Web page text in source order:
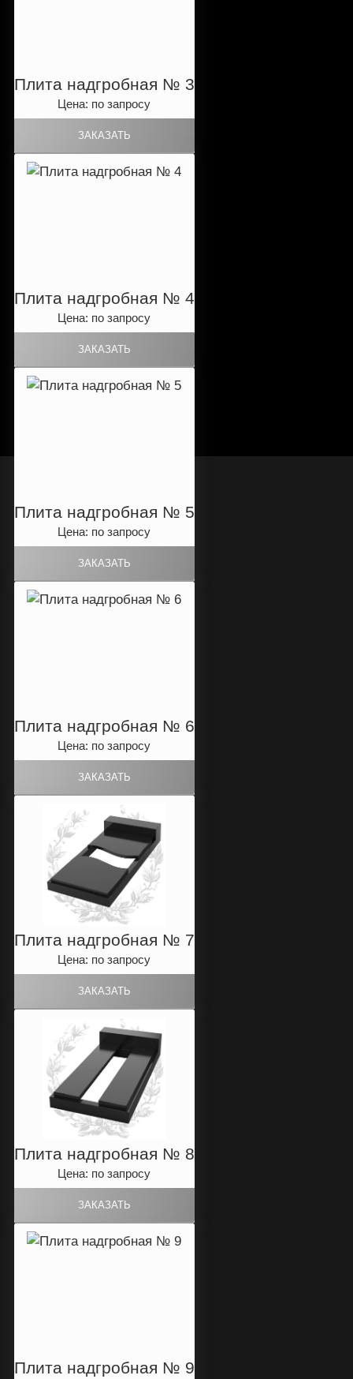
Плита надгробная № 3
Цена: по запросу
Плита надгробная № 4
Цена: по запросу
Плита надгробная № 5
Цена: по запросу
Плита надгробная № 6
Цена: по запросу
Плита надгробная № 7
Цена: по запросу
Плита надгробная № 8
Цена: по запросу
Плита надгробная № 9